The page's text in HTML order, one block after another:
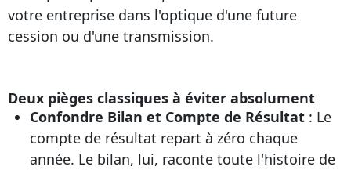
votre entreprise dans l'optique d'une future
cession ou d'une transmission.
Deux pièges classiques à éviter absolument
Confondre Bilan et Compte de Résultat : Le
compte de résultat repart à zéro chaque
année. Le bilan, lui, raconte toute l'histoire de